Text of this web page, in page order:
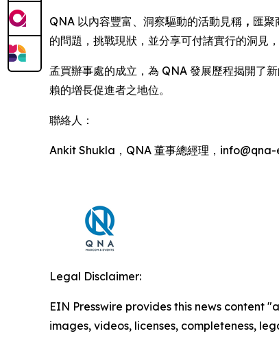
QNA 以內容豐富、洞察驅動的活動見稱 ， 匯聚
的問題，挑戰現狀，並分享可付諸實行的洞見
孟買辦事處的成立，為 QNA 發展歷程揭開了
賴的增長促進者之地位。
聯絡人：
Ankit Shukla，QNA 董事總經理，
Legal Disclaimer:
EIN Presswire provides this news content
images, videos, licenses, completeness,